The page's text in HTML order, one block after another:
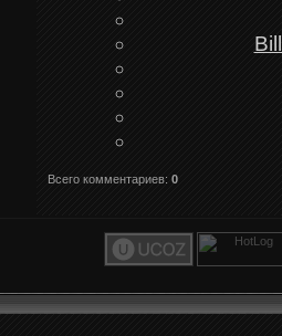
Всего комментариев: 0